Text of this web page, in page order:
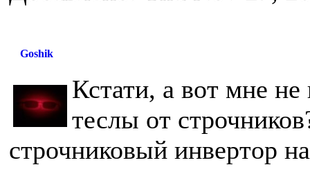
Goshik
Кстати, а вот мне
теслы от
строчниковый инвертор